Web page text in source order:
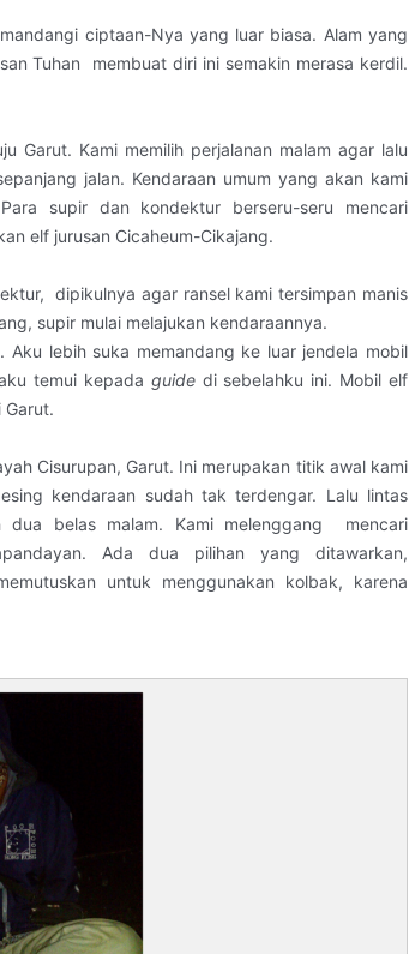
ciptaan-Nya yang luar biasa. Alam yang
Tuhan
membuat diri ini semakin merasa kerdil.
Garut. Kami memilih perjalanan malam agar lalu
jalan. Kendaraan umum yang akan kami
supir dan kondektur berseru-seru mencari
elf jurusan Cicaheum-Cikajang.
dipikulnya agar ransel kami tersimpan manis
supir mulai melajukan kendaraannya.
lebih suka memandang ke luar jendela mobil
temui kepada guidedi sebelahku ini. Mobil elf
Garut.
Cisurupan, Garut. Ini merupakan titik awal kami
kendaraan sudah tak terdengar. Lalu lintas
belas malam. Kami melenggang
mencari
Ada dua pilihan yang ditawarkan,
untuk menggunakan kolbak, karena